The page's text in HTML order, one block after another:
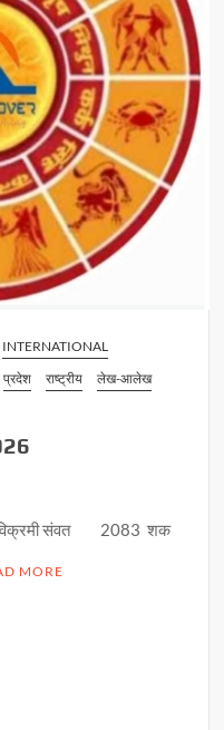
INTERNATIONAL
प्रदेश राष्ट्रीय
लेख-आलेख
विक्रमी संवत 2083 शक
MORE